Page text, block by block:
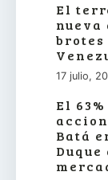
El
nueva
17 julio,
El
Batá